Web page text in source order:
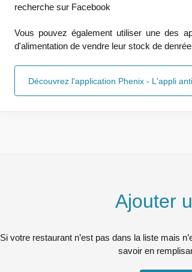
recherche sur Facebook
Vous pouvez également utiliser une des
d'alimentation de vendre leur stock de
Découvrez l'application Phenix - L'appli
Ajouter
Si votre restaurant n’est pas dans la liste mais
savoir en